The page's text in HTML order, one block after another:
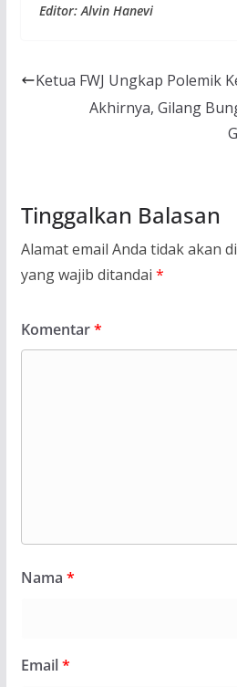
Editor: Alvin Hanevi
Ketua FWJ Ungkap Polemik
Akhirnya, Gilang
Tinggalkan Balasan
Alamat email Anda tidak akan
yang wajib ditandai *
Komentar*
Nama *
Email*